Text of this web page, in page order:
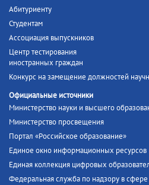
Абитуриенту
Студентам
Ассоциация выпускников
Центр тестирования
иностранных граждан
Конкурс на замещение должностей
Официальные источники
Министерство науки и высшего
Министерство просвещения
Портал «Российское образование»
Единое окно информационных ресурсов
Единая коллекция цифровых
Федеральная служба по надзору в сфере